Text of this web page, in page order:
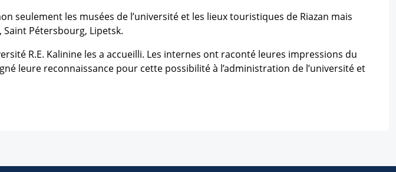
seulement les musées de l’université et les lieux touristiques de Riazan mais
Pétersbourg, Lipetsk.
R.E. Kalinine les a accueilli. Les internes ont raconté leures impressions du
leure reconnaissance pour cette possibilité à l’administration de l’université et